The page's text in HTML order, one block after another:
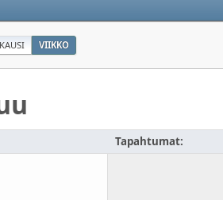
VIIKKO
Tapahtumat: